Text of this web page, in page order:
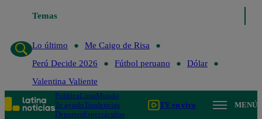
Temas
de Risa Perú Decide 2026
Lo último
Me Caigo de Risa
Perú Decide 2026
Fútbol peruano
Dólar
Valentina Valiente
PolíticaLimaMundo
Te ayudoTendencias
DeportesEspectáculos
TV en vivo MENÚ